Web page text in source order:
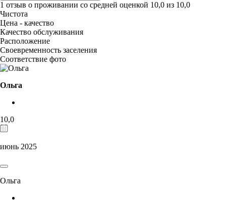
1 отзыв о проживании со средней оценкой 10,0 из 10,0
Чистота
Цена - качество
Качество обслуживания
Расположение
Своевременность заселения
Соответствие фото
Ольга
10,0
июнь 2025
Ольга